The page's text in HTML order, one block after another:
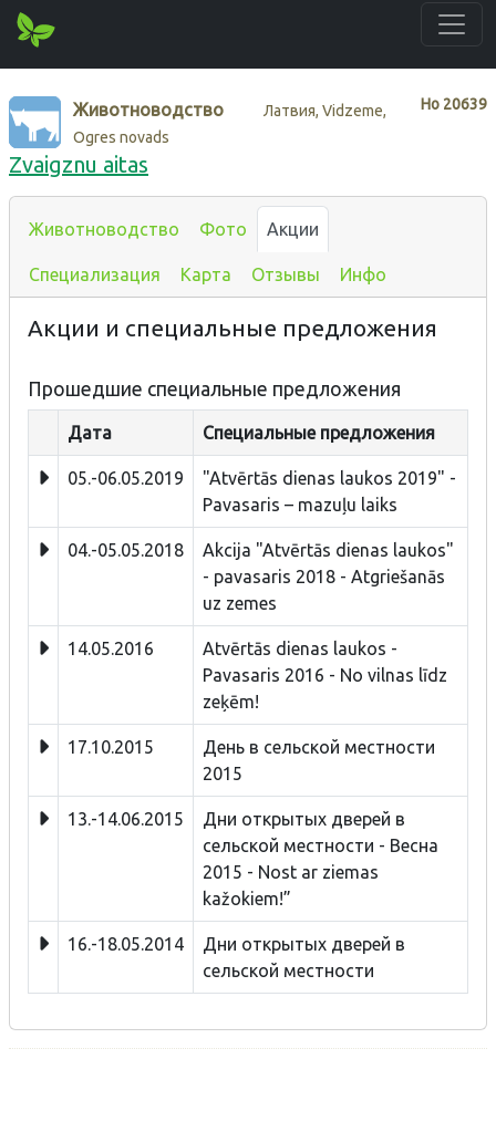
Нo 20639
Животноводство
Латвия, Vidzeme,
Ogres novads
Zvaigznu aitas
Животноводство Фото Акции
Специализация Карта Отзывы Инфо
Акции и специальные предложения
Прошедшие специальные предложения
Дата Специальные предложения
05.-06.05.2019
"Atvērtās dienas laukos 2019" -
Pavasaris – mazuļu laiks
04.-05.05.2018
Akcija "Atvērtās dienas laukos"
- pavasaris 2018 - Atgriešanās
uz zemes
14.05.2016
Atvērtās dienas laukos -
Pavasaris 2016 - No vilnas līdz
zeķēm!
17.10.2015
День в сельской местности
2015
13.-14.06.2015
Дни открытых дверей в
сельской местности - Bесна
2015 - Nost ar ziemas
kažokiem!”
16.-18.05.2014
Дни открытых дверей в
сельской местности